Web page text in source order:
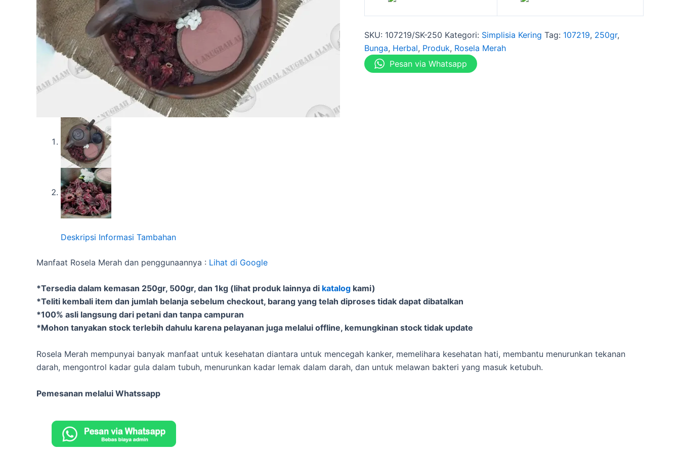
SKU: 107219/SK-250 Kategori: Simplisia Kering Tag: 107219, 250gr,
Bunga, Herbal, Produk, Rosela Merah
Pesan via Whatsapp
Deskripsi Informasi Tambahan
Manfaat Rosela Merah dan penggunaannya : Lihat di Google
*Tersedia dalam kemasan 250gr, 500gr, dan 1kg (lihat produk lainnya di katalog kami)
*Teliti kembali item dan jumlah belanja sebelum checkout, barang yang telah diproses tidak dapat dibatalkan
*100% asli langsung dari petani dan tanpa campuran
*Mohon tanyakan stock terlebih dahulu karena pelayanan juga melalui offline, kemungkinan stock tidak update
Rosela Merah mempunyai banyak manfaat untuk kesehatan diantara untuk mencegah kanker, memelihara kesehatan hati, membantu menurunkan tekanan
darah, mengontrol kadar gula dalam tubuh, menurunkan kadar lemak dalam darah, dan untuk melawan bakteri yang masuk ketubuh.
Pemesanan melalui Whatssapp